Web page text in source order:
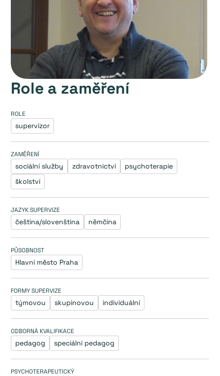
Role a zaměření
ROLE
supervizor
ZAMĚŘENÍ
sociální služby zdravotnictví
psychoterapie
školství
JAZYK SUPERVIZE
čeština/slovenština němčina
PŮSOBNOST
Hlavní město Praha
FORMY SUPERVIZE
týmovou skupinovou individuální
ODBORNÁ KVALIFIKACE
pedagog speciální pedagog
PSYCHOTERAPEUTICKÝ